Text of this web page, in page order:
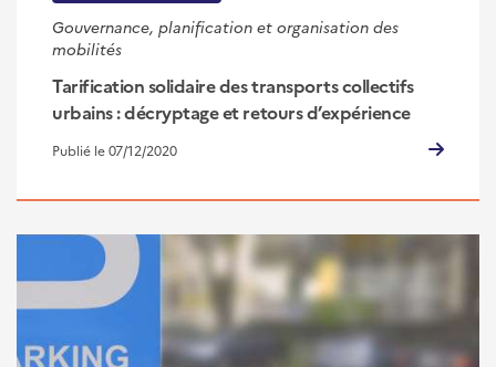
Gouvernance, planification et organisation des
mobilités
Tarification solidaire des transports collectifs
urbains : décryptage et retours d’expérience
Publié le 07/12/2020